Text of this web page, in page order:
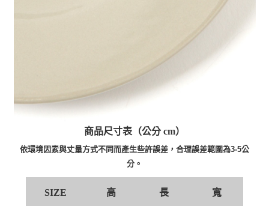
商品尺寸表（公分 cm）
依環境因素與丈量方式不同而產生些許誤差，合理誤差範圍為3-5公
分。
SIZE 高 長 寬